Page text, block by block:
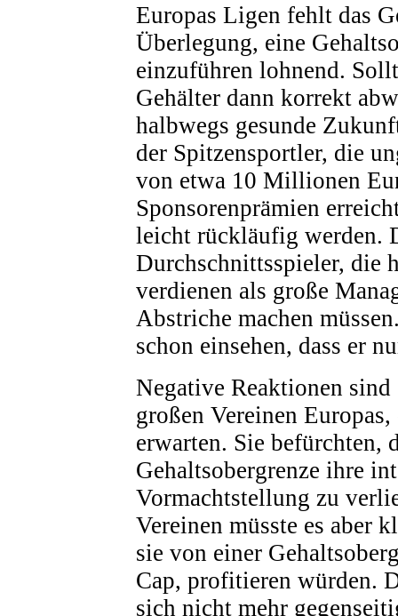
Europas Ligen fehlt das
Überlegung, eine
einzuführen lohnend.
Gehälter dann korrekt
halbwegs gesunde
der Spitzensportler, die
von etwa 10 Millionen
Sponsorenprämien
leicht rückläufig werden.
Durchschnittsspieler, die
verdienen als große
Abstriche machen
schon einsehen, dass er
Negative Reaktionen sind
großen Vereinen
erwarten. Sie befürchten,
Gehaltsobergrenze ihre
Vormachtstellung zu
Vereinen müsste es aber
sie von einer
Cap, profitieren würden.
sich nicht mehr